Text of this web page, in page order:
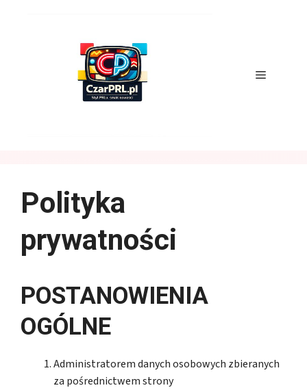
Menu
Polityka
prywatności
POSTANOWIENIA
OGÓLNE
Administratorem danych osobowych zbieranych
za pośrednictwem strony